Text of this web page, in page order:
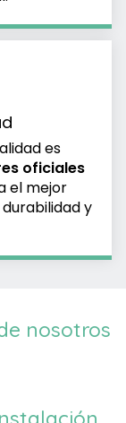
es
oficiales
el mejor
y
nosotros